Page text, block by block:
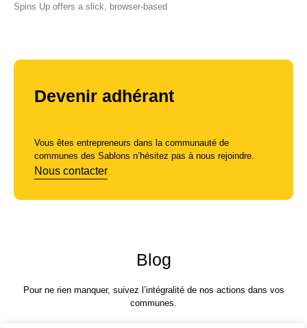
Spins Up offers a slick, browser‑based
Devenir adhérant
Vous êtes entrepreneurs dans la communauté de
communes des Sablons n’hésitez pas à nous rejoindre.
Nous contacter
Blog
Pour ne rien manquer, suivez l’intégralité de nos actions dans vos
communes.